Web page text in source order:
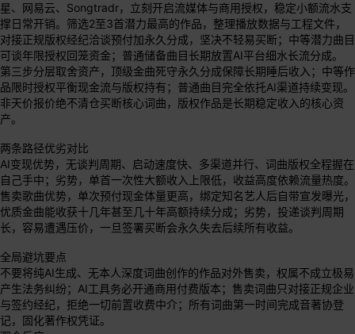
星、网易云、Songtradr，立刻开启流媒体与商用授权，稳定小额流水支
撑日常开销。筛选2至3首潜力最高的作品，整理播放数据与工程文件，
对接正规版权经纪洽谈预付加永久分成，坚决不轻易买断；中等潜力曲目
可谈年限授权回笼资金；普通储备曲目长期放置AI平台细水长流分成。
第三步分层取舍资产，顶级金曲死守永久分成保障长期睡后收入；中等作
品限时授权平衡现金流与版权持有；普通曲目完全依托AI渠道持续变现。
非天价报价绝不清仓买断核心词曲，版权作品是长期稳定收入的核心资
产。
两条路径优劣对比
AI变现优势，无谈判周期、启动速度快、多渠道并行、词曲版权全程握在
自己手中；劣势，单首一次性大额收入上限低，收益高度依赖流量热度。
售卖歌曲优势，单次预付现金体量更高，绑定知名艺人后自带宣发曝光，
优质金曲能收获十几年甚至几十年高额持续分成；劣势，投递谈判周期
长，容易遭遇压价，一旦签署买断会永久失去后续所有收益。
全局避坑要点
不要将纯AI生成、无本人深度词曲创作的作品对外售卖，权属不成立极易
产生法务纠纷；AI工具务必开通商用付费版本；售卖词曲只对接正规企业
与签约经纪，拒绝一切前置收费中介；所有词曲第一时间完成音著协登
记，固化著作权凭证。